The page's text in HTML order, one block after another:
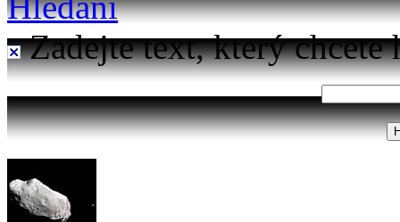
Zadejte text, který chcete